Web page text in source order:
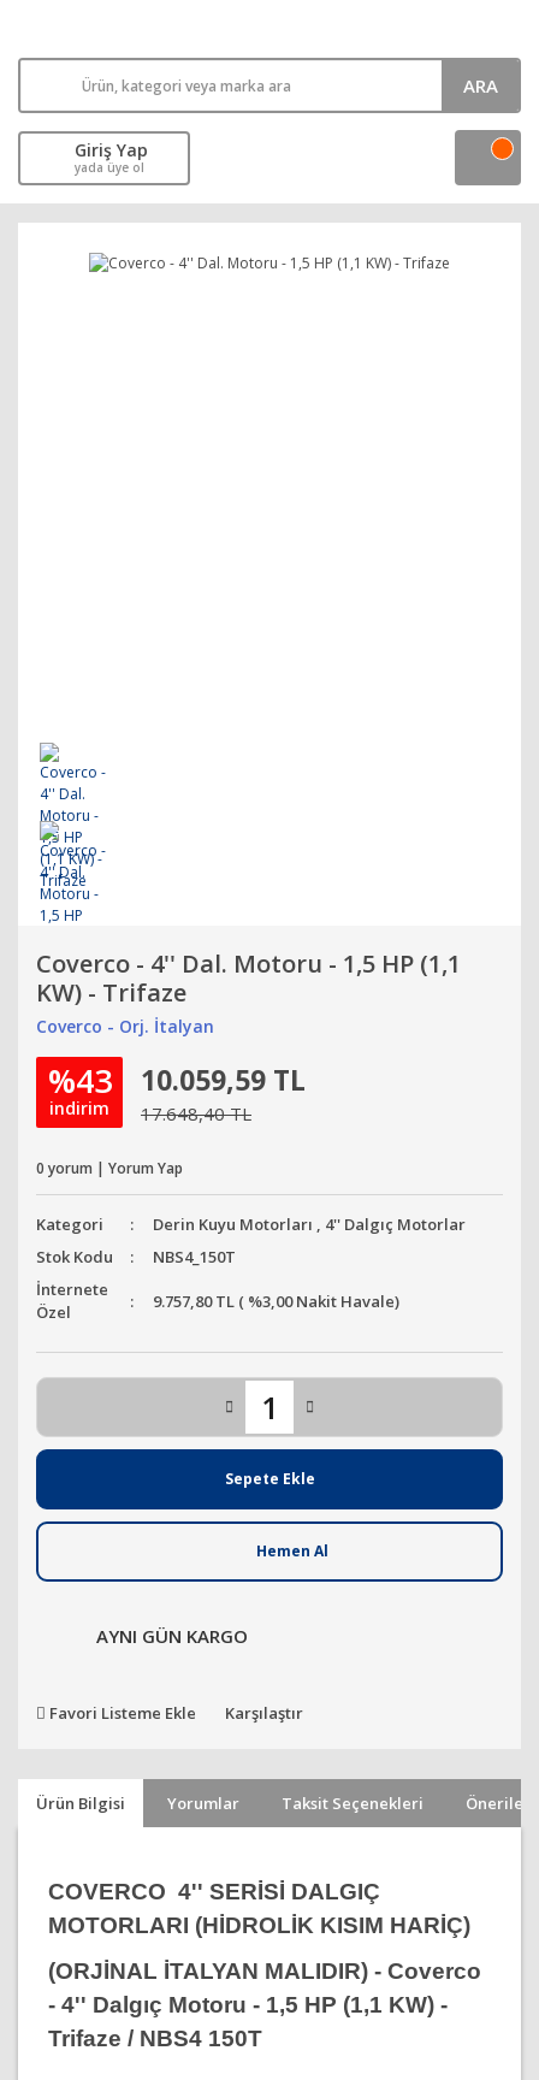
ARA
Giriş Yap
yada üye ol
Coverco - 4'' Dal. Motoru - 1,5 HP (1,1
KW) - Trifaze
Coverco - Orj. İtalyan
%43
indirim
10.059,59 TL
17.648,40 TL
0 yorum | Yorum Yap
Kategori Derin Kuyu Motorları , 4'' Dalgıç Motorlar
Stok Kodu
NBS4_150T
İnternete
Özel
9.757,80 TL ( %3,00 Nakit Havale)
Sepete Ekle
Hemen Al
AYNI GÜN KARGO
Favori Listeme Ekle Karşılaştır
Ürün Bilgisi Yorumlar Taksit Seçenekleri
COVERCO 4'' SERİSİ DALGIÇ
MOTORLARI (HİDROLİK KISIM HARİÇ)
(ORJİNAL İTALYAN MALIDIR) - Coverco
- 4'' Dalgıç Motoru - 1,5 HP (1,1 KW) -
Trifaze / NBS4 150T